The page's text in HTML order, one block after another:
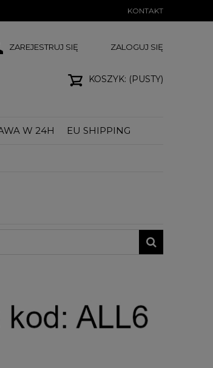
KONTAKT
ZAREJESTRUJ SIĘ ZALOGUJ SIĘ
KOSZYK: (PUSTY)
W 24H EU SHIPPING